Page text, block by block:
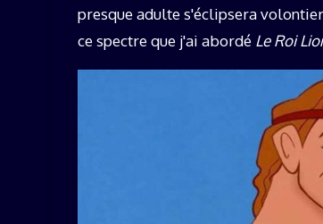
presque adulte s'éclipsera
ce spectre que j'ai abordé Le Roi